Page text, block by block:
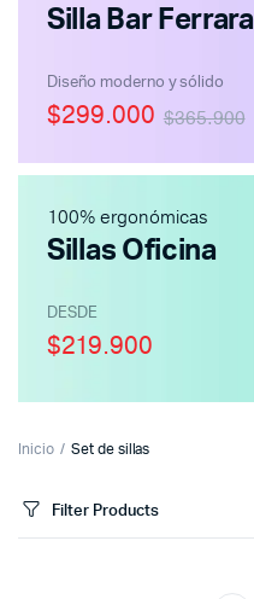
Silla Bar Ferrara
Diseño moderno y sólido
$365.900
$299.000
100% ergonómicas
Sillas Oficina
DESDE
$219.900
Inicio Set de sillas
Filter Products